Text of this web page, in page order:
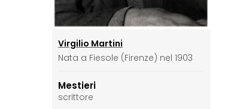
Virgilio Martini
Nata a Fiesole (Firenze) nel 1903
Mestieri
scrittore